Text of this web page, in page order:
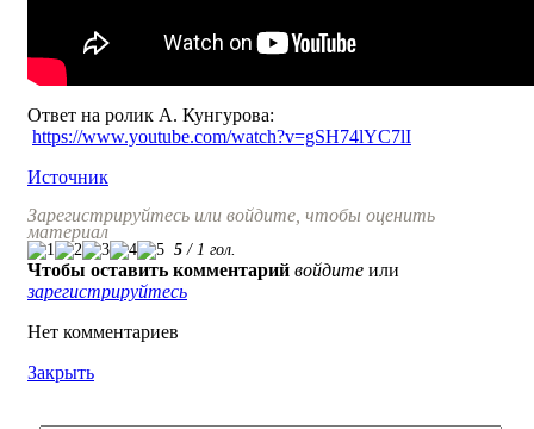
Ответ на ролик А. Кунгурова:
https://www.youtube.com/watch?v=gSH74lYC7lI
Источник
Зарегистрируйтесь или войдите, чтобы оценить
материал
5 / 1 гол.
Чтобы оставить комментарий войдите или
зарегистрируйтесь
Нет комментариев
Закрыть